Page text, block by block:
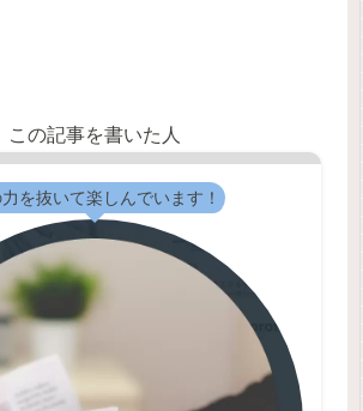
この記事を書いた人
力を抜いて楽しんでいます！